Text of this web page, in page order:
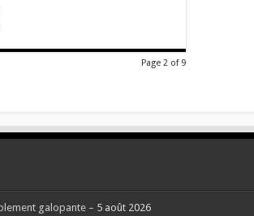
Page 2 of 9
galopante – 5 août 2026